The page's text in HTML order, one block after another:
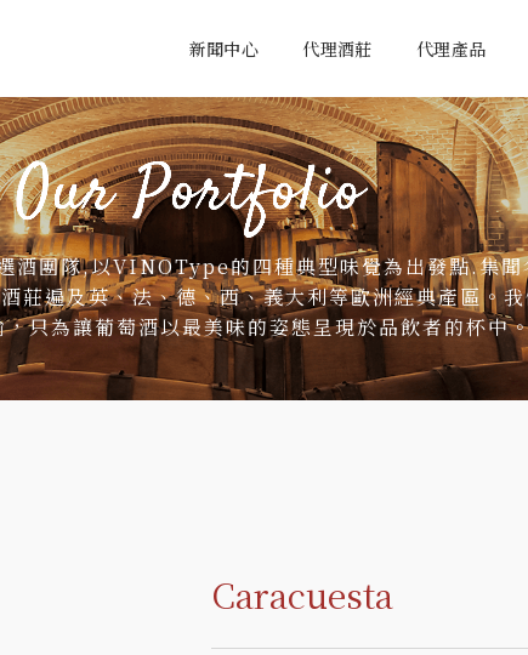
新聞中心 代理酒莊 代理產品
酒團隊,以VINOType的四種典型味覺為出發點.集聞
莊遍及英、法、德、西、義大利等歐洲經典產區。
只為讓葡萄酒以最美味的姿態呈現於品飲者的杯中
Caracuesta